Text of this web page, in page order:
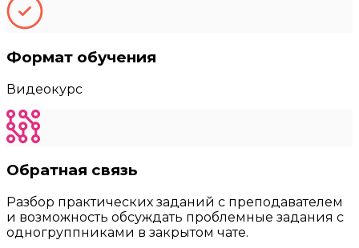
Формат обучения
Видеокурс
Обратная связь
Разбор практических заданий с преподавателем
и возможность обсуждать проблемные задания с
одногруппниками в закрытом чате.